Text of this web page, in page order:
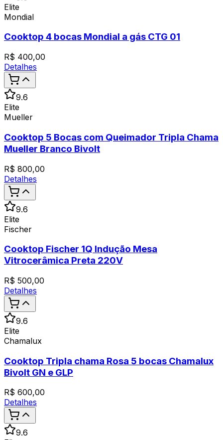
Elite
Mondial
Cooktop 4 bocas Mondial a gás CTG 01
R$ 400,00
Detalhes
9.6
Elite
Mueller
Cooktop 5 Bocas com Queimador Tripla Chama
Mueller Branco Bivolt
R$ 800,00
Detalhes
9.6
Elite
Fischer
Cooktop Fischer 1Q Indução Mesa
Vitrocerâmica Preta 220V
R$ 500,00
Detalhes
9.6
Elite
Chamalux
Cooktop Tripla chama Rosa 5 bocas Chamalux
Bivolt GN e GLP
R$ 600,00
Detalhes
9.6